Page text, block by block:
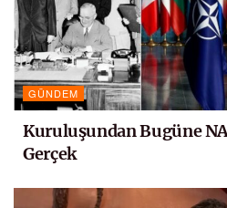
GÜNDEM
Kuruluşundan Bugüne
Gerçek